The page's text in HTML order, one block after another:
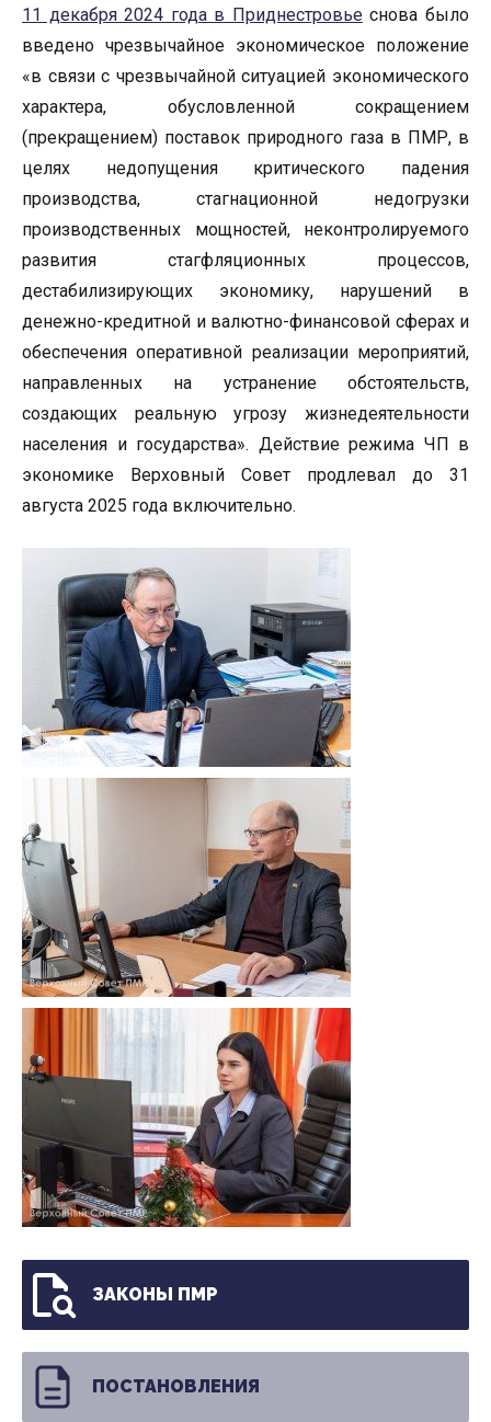
11 декабря 2024 года в Приднестровьеснова было
введено чрезвычайное экономическое положение
«в связи с чрезвычайной ситуацией экономического
характера, обусловленной сокращением
(прекращением) поставок природного газа в ПМР, в
целях недопущения критического падения
производства, стагнационной недогрузки
производственных мощностей, неконтролируемого
развития стагфляционных процессов,
дестабилизирующих экономику, нарушений в
денежно-кредитной и валютно-финансовой сферах и
обеспечения оперативной реализации мероприятий,
направленных на устранение обстоятельств,
создающих реальную угрозу жизнедеятельности
населения и государства». Действие режима ЧП в
экономике Верховный Совет продлевал до 31
августа 2025 года включительно.
ЗАКОНЫ ПМР
ПОСТАНОВЛЕНИЯ